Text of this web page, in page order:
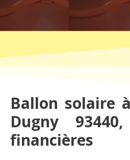
Ballon solaire
Dugny
financières